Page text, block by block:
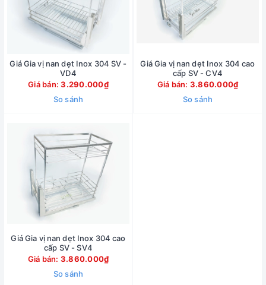
Giá Gia vị nan dẹt Inox 304 SV -
VD4
Giá bán:3.290.000₫
So sánh
Giá Gia vị nan dẹt Inox 304 cao
cấp SV - CV4
Giá bán: 3.860.000₫
So sánh
Giá Gia vị nan dẹt Inox 304 cao
cấp SV - SV4
Giá bán: 3.860.000₫
So sánh